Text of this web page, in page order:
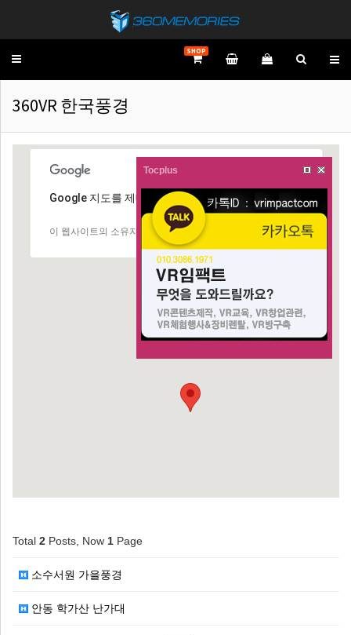
Toggle
SHOP
360VR 한국풍경
Google 지도를 제대로 로드할 수 없습니다.
이 웹사이트의 소유자이신가요? 확인
Total 2 Posts, Now 1 Page
소수서원 가을풍경
안동 학가산 난가대
Tocplus